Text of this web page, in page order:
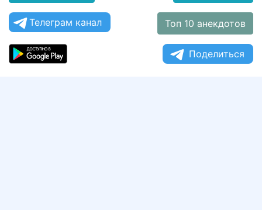
Телеграм канал Топ 10 анекдотов
Поделиться